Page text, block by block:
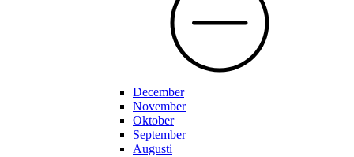
December
November
Oktober
September
Augusti